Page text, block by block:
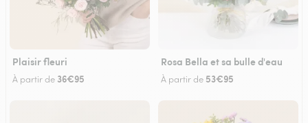
Plaisir fleuri
À partir de 36€95
Rosa Bella et sa bulle d'eau
À partir de 53€95